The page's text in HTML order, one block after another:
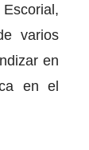
varios
en
en el